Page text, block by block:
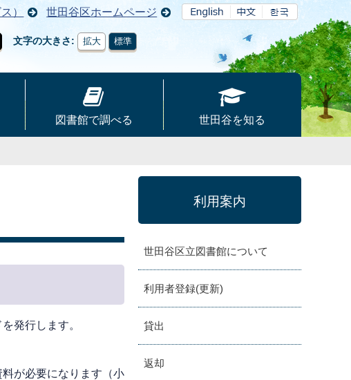
） 世田谷区ホームページ
文字の大きさ 拡大 標準
図書館で調べる 世田谷を知る
発行します。
が必要になります（小
利用案内
世田谷区立図書館について
利用者登録(更新)
貸出
返却